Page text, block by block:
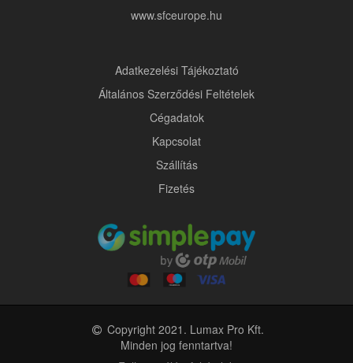
www.sfceurope.hu
Adatkezelési Tájékoztató
Általános Szerződési Feltételek
Cégadatok
Kapcsolat
Szállítás
Fizetés
Copyright 2021. Lumax Pro Kft.
Minden jog fenntartva!